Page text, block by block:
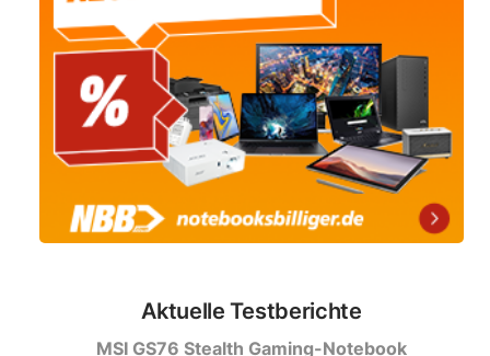
Aktuelle Testberichte
MSI GS76 Stealth Gaming-Notebook